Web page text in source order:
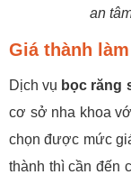
an
Giá thành
Dịch vụ bọc răng
cơ sở nha khoa
chọn được mức
thành thì cần đến